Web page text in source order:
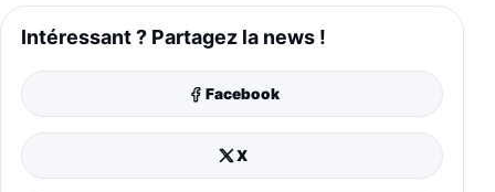
Intéressant ? Partagez la news !
Facebook
X